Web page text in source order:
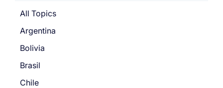
All Topics
Argentina
Bolivia
Brasil
Chile